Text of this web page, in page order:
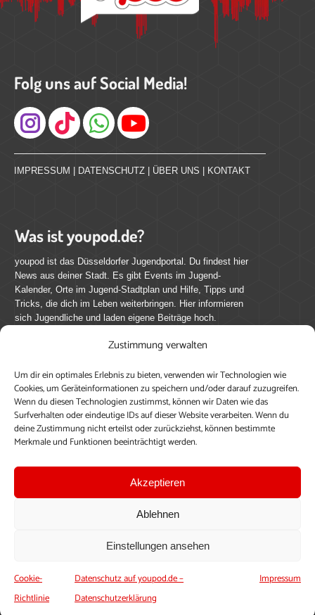
Zustimmung verwalten
Um dir ein optimales Erlebnis zu bieten, verwenden wir Technologien wie
Cookies, um Geräteinformationen zu speichern und/oder darauf zuzugreifen.
Wenn du diesen Technologien zustimmst, können wir Daten wie das
Surfverhalten oder eindeutige IDs auf dieser Website verarbeiten. Wenn du
deine Zustimmung nicht erteilst oder zurückziehst, können bestimmte
Merkmale und Funktionen beeinträchtigt werden.
Akzeptieren
Ablehnen
Einstellungen ansehen
Cookie-
Richtlinie
Datenschutz auf youpod.de –
Datenschutzerklärung
Impressum
Folg uns auf Social Media!
Instagram
IMPRESSUM DATENSCHUTZ ÜBER UNS KONTAKT
Was ist youpod.de?
youpod ist das Düsseldorfer Jugendportal. Du findest hier
News aus deiner Stadt. Es gibt Events im Jugend-
Kalender, Orte im Jugend-Stadtplan und Hilfe, Tipps und
Tricks, die dich im Leben weiterbringen. Hier informieren
sich Jugendliche und laden eigene Beiträge hoch.
Mach mit bei youpod.de!
youpod.de lebt von Menschen wie dir. Sammel
journalistische Erfahrung, teile deine Perspektive und
veröffentliche deine Beiträge auf youpod.de.Du musst
dich anmelden, um alle Funktionen nutzen zu können, ein
Profil anzulegen, eigene Beiträge hochzuladen und zu
Einloggen